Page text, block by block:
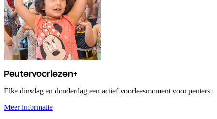
Peutervoorlezen+
Elke dinsdag en donderdag een actief voorleesmoment voor peuters.
Meer informatie